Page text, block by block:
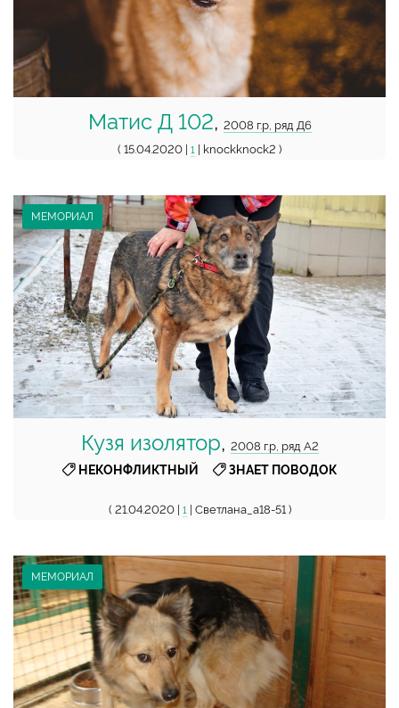
Матис Д 102, 2008 г.р, ряд Д6
( 15.04.2020 | 1 | knockknock2 )
МЕМОРИАЛ
Кузя изолятор, 2008 г.р, ряд А2
НЕКОНФЛИКТНЫЙ
ЗНАЕТ ПОВОДОК
( 21.04.2020 | 1 | Светлана_а18-51 )
МЕМОРИАЛ